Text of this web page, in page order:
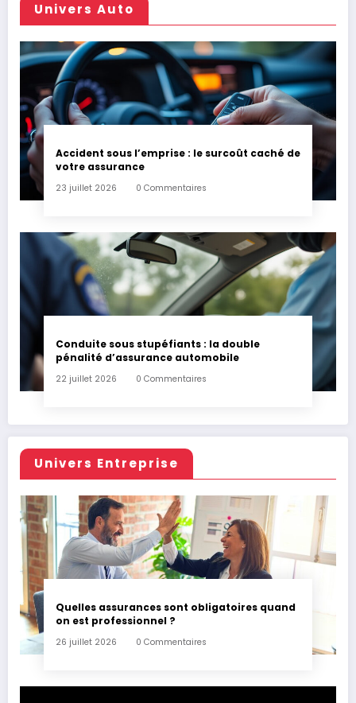
Univers Auto
Accident sous l’emprise : le surcoût caché de
votre assurance
23 juillet 2026 0 Commentaires
Conduite sous stupéfiants : la double
pénalité d’assurance automobile
22 juillet 2026 0 Commentaires
Univers Entreprise
Quelles assurances sont obligatoires quand
on est professionnel ?
26 juillet 2026 0 Commentaires